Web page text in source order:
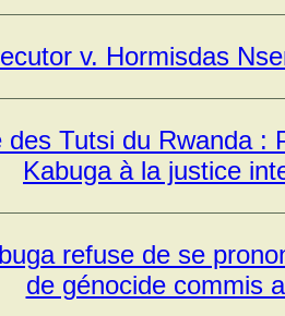
v. Hormisdas
des Tutsi du Rwanda :
Kabuga à la justice
refuse de se
de génocide commis